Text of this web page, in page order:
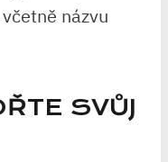
názvu
SVŮJ